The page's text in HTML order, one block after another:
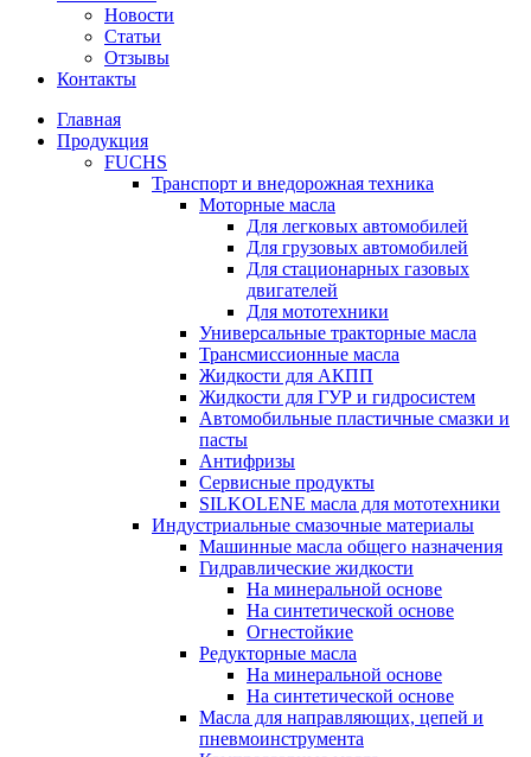
Новости
Статьи
Отзывы
Контакты
Главная
Продукция
FUCHS
Транспорт и внедорожная техника
Моторные масла
Для легковых автомобилей
Для грузовых автомобилей
Для стационарных газовых
двигателей
Для мототехники
Универсальные тракторные масла
Трансмиссионные масла
Жидкости для АКПП
Жидкости для ГУР и гидросистем
Автомобильные пластичные смазки и
пасты
Антифризы
Сервисные продукты
SILKOLENE масла для мототехники
Индустриальные смазочные материалы
Машинные масла общего назначения
Гидравлические жидкости
На минеральной основе
На синтетической основе
Огнестойкие
Редукторные масла
На минеральной основе
На синтетической основе
Масла для направляющих, цепей и
пневмоинструмента